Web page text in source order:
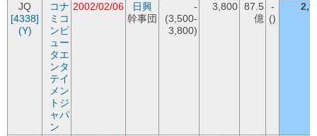
JQ
[4338]
(Y)
コナ
ミコ
ンピ
ュー
タエ
ンタ
テイ
メン
トジ
ャパ
ン
2002/02/06
日興
幹事団
-
(3,500-
3,800)
3,800 87.5
億
-
()